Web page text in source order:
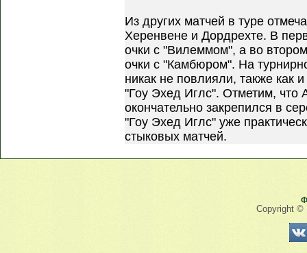
Из других матчей в туре
Херенвене и Дордрехте. В
очки с "Вилеммом", а во
очки с "Камбюром". На
никак не повлияли, также как
"Гоу Эхед Иглс". Отметим, что
окончательно закрепился в
"Гоу Эхед Иглс" уже
стыковых матчей.
Copyright ©